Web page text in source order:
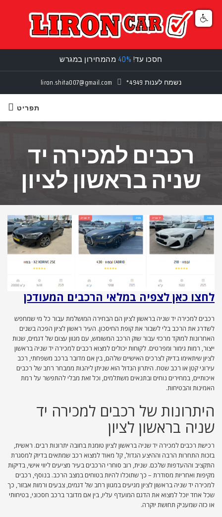
חסכו עד! 40% מהמחירון במגרש
liron.shita007@gmail.com *4949 נשמח לענות
תפריט
רכבים למכירה יד
שניה בראשון לציון
לחצו כאן לצפיה במלאי הרכבים המעודכן
רכבים למכירה יד שניה בראשון לציון הם הבחירה המושלמת עבור כל מי שמחפש
לשדרג את הרכב בלי לשבור את קופת החיסכון. העיר ראשון לציון הפכה בשנים
האחרונות למוקד מרכזי עבור שוק הרכב המשומש, עם מגוון עצום של דגמים, שנות
ייצור, רמות גימור ומפרטים. לקוחות יכולים למצוא רכבים למכירה יד שניה בראשון
לציון שיתאימו בדיוק לצרכים האישיים שלהם, בין אם מדובר ברכב משפחתי, רכב
עירוני קטן או רכב שטח. היתרון הגדול הוא שניתן ליהנות ממבחר רחב של רכבים
איכותיים, במחירים נוחים ובתנאים משתלמים, וכל זאת מבלי להתפשר על רמת
האמינות והבטיחות.
היתרונות של רכבים למכירה יד
שניה בראשון לציון
רכישת רכבים למכירה יד שניה בראשון לציון טומנת בחובה יתרונות רבים. ראשית,
בזכות התחרות הרבה וההיצע הגדול, קל מאוד למצוא רכב שמתאים בדיוק למסגרת
התקציב וההעדפות שלכם. שנית, רוב סוחרי הרכבים בעיר מציעים ליווי אישי, בדיקות
מקיפות ואחריות מסודרת – כך שתוכלו להיות בטוחים במצב הרכב. בנוסף, רכבים
למכירה יד שניה בראשון לציון מגיעים במגוון רחב של דגמים, צבעים ורמות אבזור, כך
שכל אחד יוכל למצוא את הדגם המועדף עליו, בין אם מדובר ברכב חסכוני, בטיחותי
או כזה שמעניק תחושת יוקרה.